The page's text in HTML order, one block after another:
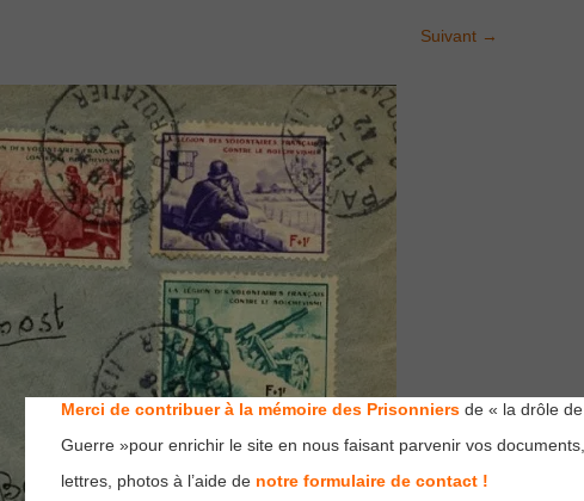
Suivant →
Merci de contribuer à la mémoire des Prisonniers de « la drôle de
Guerre »pour enrichir le site en nous faisant parvenir vos documents,
lettres, photos à l’aide de notre formulaire de contact !